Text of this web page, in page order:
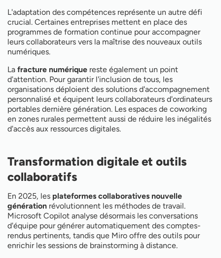
L'adaptation des compétences représente un autre défi
crucial. Certaines entreprises mettent en place des
programmes de formation continue pour accompagner
leurs collaborateurs vers la maîtrise des nouveaux outils
numériques.
La fracture numérique reste également un point
d'attention. Pour garantir l'inclusion de tous, les
organisations déploient des solutions d'accompagnement
personnalisé et équipent leurs collaborateurs d'ordinateurs
portables dernière génération. Les espaces de coworking
en zones rurales permettent aussi de réduire les inégalités
d'accès aux ressources digitales.
Transformation digitale et outils
collaboratifs
En 2025, les plateformes collaboratives nouvelle
génération révolutionnent les méthodes de travail.
Microsoft Copilot analyse désormais les conversations
d'équipe pour générer automatiquement des comptes-
rendus pertinents, tandis que Miro offre des outils pour
enrichir les sessions de brainstorming à distance.